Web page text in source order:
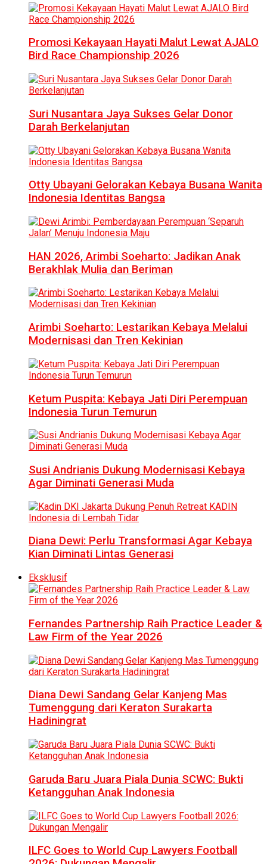
Promosi Kekayaan Hayati Malut Lewat AJALO
Bird Race Championship 2026
Suri Nusantara Jaya Sukses Gelar Donor
Darah Berkelanjutan
Otty Ubayani Gelorakan Kebaya Busana Wanita
Indonesia Identitas Bangsa
HAN 2026, Arimbi Soeharto: Jadikan Anak
Berakhlak Mulia dan Beriman
Arimbi Soeharto: Lestarikan Kebaya Melalui
Modernisasi dan Tren Kekinian
Ketum Puspita: Kebaya Jati Diri Perempuan
Indonesia Turun Temurun
Susi Andrianis Dukung Modernisasi Kebaya
Agar Diminati Generasi Muda
Diana Dewi: Perlu Transformasi Agar Kebaya
Kian Diminati Lintas Generasi
Eksklusif
Fernandes Partnership Raih Practice Leader &
Law Firm of the Year 2026
Diana Dewi Sandang Gelar Kanjeng Mas
Tumenggung dari Keraton Surakarta
Hadiningrat
Garuda Baru Juara Piala Dunia SCWC: Bukti
Ketangguhan Anak Indonesia
ILFC Goes to World Cup Lawyers Football